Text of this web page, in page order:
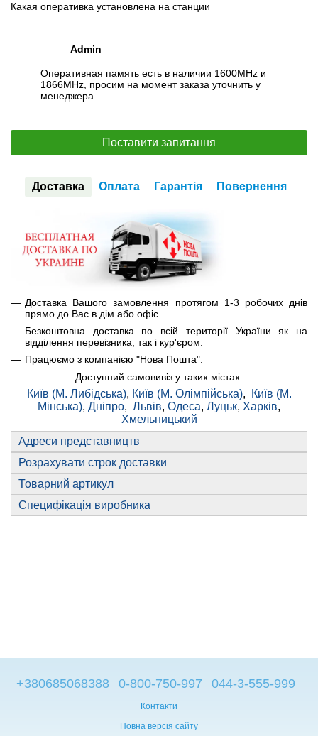
Какая оперативка установлена на станции
Admin
Оперативная память есть в наличии 1600MHz и
1866MHz, просим на момент заказа уточнить у
менеджера.
Поставити запитання
Доставка Оплата Гарантія Повернення
Доставка Вашого замовлення протягом 1-3 робочих днів
прямо до Вас в дім або офіс.
Безкоштовна доставка по всій території України як на
відділення перевізника, так і кур'єром.
Працюємо з компанією "Нова Пошта".
Доступний самовивіз у таких містах:
Київ (М. Либідська), Київ (М. Олімпійська),
Київ (М.
Мінська), Дніпро, Львів, Одеса, Луцьк, Харків,
Хмельницький
Адреси представництв
Розрахувати строк доставки
Товарний артикул
Специфікація виробника
+380685068388 0-800-750-997 044-3-555-999
Контакти
Повна версія сайту